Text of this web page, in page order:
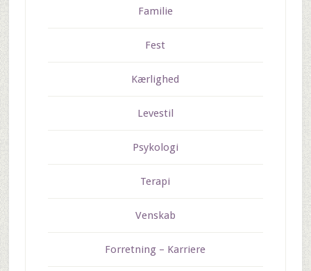
Familie
Fest
Kærlighed
Levestil
Psykologi
Terapi
Venskab
Forretning – Karriere